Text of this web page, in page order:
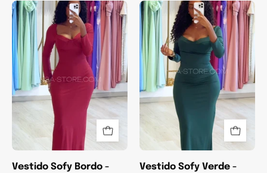
Vestido
Sofy
Bordo
Natal
Vestido Sofy Bordo -
Vestido
Sofy
Verde
Natal
Vestido Sofy Verde -